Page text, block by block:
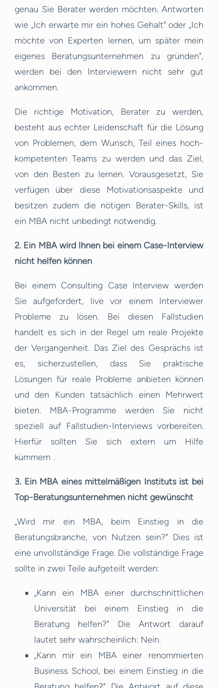
genau Sie Berater werden möchten. Antworten
wie „Ich erwarte mir ein hohes Gehalt" oder „Ich
möchte von Experten lernen, um später mein
eigenes Beratungsunternehmen zu gründen",
werden bei den Interviewern nicht sehr gut
ankommen.
Die richtige Motivation, Berater zu werden,
besteht aus echter Leidenschaft für die Lösung
von Problemen, dem Wunsch, Teil eines hoch-
kompetenten Teams zu werden und das Ziel,
von den Besten zu lernen. Vorausgesetzt, Sie
verfügen über diese Motivationsaspekte und
besitzen zudem die nötigen Berater-Skills, ist
ein MBA nicht unbedingt notwendig.
2. Ein MBA wird Ihnen bei einem Case-Interview
nicht helfen können
Bei einem Consulting Case Interview werden
Sie aufgefordert, live vor einem Interviewer
Probleme zu lösen. Bei diesen Fallstudien
handelt es sich in der Regel um reale Projekte
der Vergangenheit. Das Ziel des Gesprächs ist
es, sicherzustellen, dass Sie praktische
Lösungen für reale Probleme anbieten können
und den Kunden tatsächlich einen Mehrwert
bieten. MBA-Programme werden Sie nicht
speziell auf Fallstudien-Interviews vorbereiten.
Hierfür sollten Sie sich extern um Hilfe
kümmern .
3. Ein MBA eines mittelmäßigen Instituts ist bei
Top-Beratungsunternehmen nicht gewünscht
„Wird mir ein MBA, beim Einstieg in die
Beratungsbranche, von Nutzen sein?" Dies ist
eine unvollständige Frage. Die vollständige Frage
sollte in zwei Teile aufgeteilt werden:
„Kann ein MBA einer durchschnittlichen
Universität bei einem Einstieg in die
Beratung helfen?" Die Antwort darauf
lautet sehr wahrscheinlich: Nein.
„Kann mir ein MBA einer renommierten
Business School, bei einem Einstieg in die